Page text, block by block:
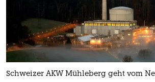
Schweizer AKW Mühleberg geht vom